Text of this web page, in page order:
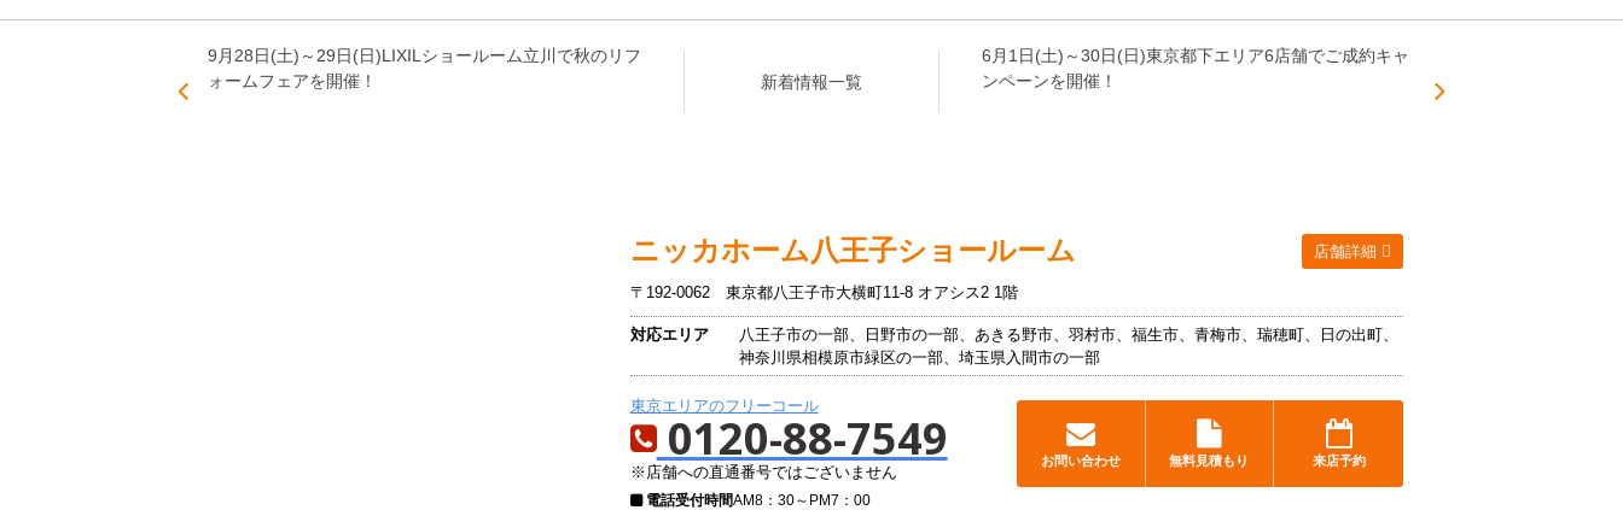
9月28日(土)～29日(日)LIXILショールーム立川で秋のリフ
ォームフェアを開催！
6月1日(土)～30日(日)東京都下エリア6店舗でご成約キャ
ンペーンを開催！
新着情報一覧
ニッカホーム八王子ショールーム 店舗詳細
〒192-0062 東京都八王子市大横町11-8 オアシス2 1階
対応エリア
八王子市の一部、日野市の一部、あきる野市、羽村市、福生市、青梅市、瑞穂町、日の出町、
神奈川県相模原市緑区の一部、埼玉県入間市の一部
東京エリアのフリーコール
0120-88-7549
※店舗への直通番号ではございません
電話受付時間AM8：30～PM7：00
お問い合わせ 無料見積もり 来店予約